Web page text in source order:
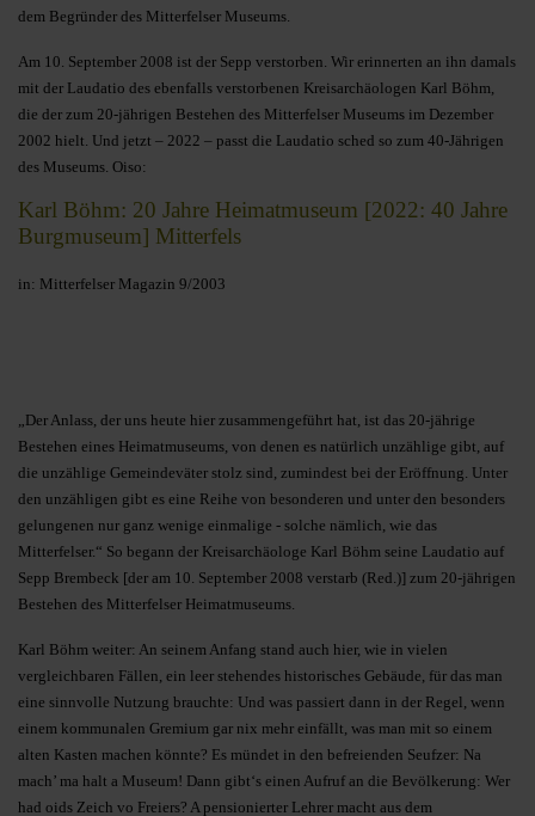
dem Begründer des Mitterfelser Museums.
Am 10. September 2008 ist der Sepp verstorben. Wir erinnerten an ihn damals
mit der Laudatio des ebenfalls verstorbenen Kreisarchäologen Karl Böhm,
die der zum 20-jährigen Bestehen des Mitterfelser Museums im Dezember
2002 hielt. Und jetzt – 2022 – passt die Laudatio sched so zum 40-Jährigen
des Museums. Oiso:
Karl Böhm: 20 Jahre Heimatmuseum [2022: 40 Jahre
Burgmuseum] Mitterfels
in: Mitterfelser Magazin 9/2003
„Der Anlass, der uns heute hier zusammengeführt hat, ist das 20-jährige
Bestehen eines Heimatmuseums, von denen es natürlich unzählige gibt, auf
die unzählige Gemeindeväter stolz sind, zumindest bei der Eröffnung. Unter
den unzähligen gibt es eine Reihe von besonderen und unter den besonders
gelungenen nur ganz wenige einmalige - solche nämlich, wie das
Mitterfelser.“ So begann der Kreisarchäologe Karl Böhm seine Laudatio auf
Sepp Brembeck [der am 10. September 2008 verstarb (Red.)] zum 20-jährigen
Bestehen des Mitterfelser Heimatmuseums.
Karl Böhm weiter: An seinem Anfang stand auch hier, wie in vielen
vergleichbaren Fällen, ein leer stehendes historisches Gebäude, für das man
eine sinnvolle Nutzung brauchte: Und was passiert dann in der Regel, wenn
einem kommunalen Gremium gar nix mehr einfällt, was man mit so einem
alten Kasten machen könnte? Es mündet in den befreienden Seufzer: Na
mach’ ma halt a Museum! Dann gibt‘s einen Aufruf an die Bevölkerung: Wer
had oids Zeich vo Freiers? A pensionierter Lehrer macht aus dem